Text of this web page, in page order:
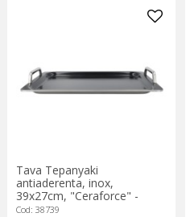
Tava Tepanyaki
antiaderenta, inox,
39x27cm, "Ceraforce" -
Demeyere
Cod: 38739